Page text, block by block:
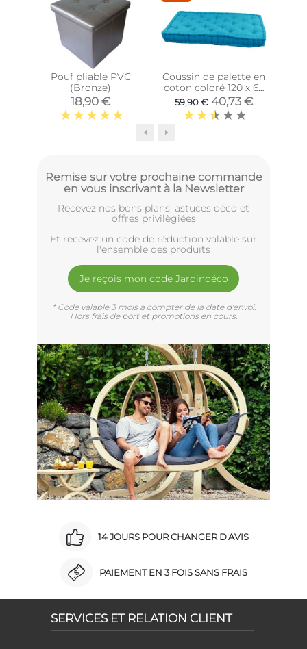
Pouf pliable PVC
(Bronze)
18,90 €
Coussin de palette en
coton coloré 120 x 60
cm (Turquoise)
59,90 € 40,73 €
Remise sur votre prochaine commande
en vous inscrivant à la Newsletter
Recevez nos bons plans, astuces déco et
offres privilègiées
Et recevez un code de réduction valable sur
l'ensemble des produits
Je reçois mon code Jardindéco
* Code valable 3 mois à compter de la date d'envoi.
Hors frais de port et promotions en cours.
14 JOURS POUR CHANGER D'AVIS
PAIEMENT EN 3 FOIS SANS FRAIS
SERVICES ET RELATION CLIENT